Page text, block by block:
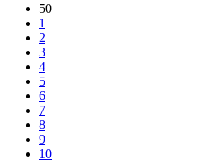
50
1
2
3
4
5
6
7
8
9
10